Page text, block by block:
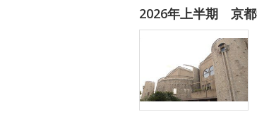
2026年上半期 京都